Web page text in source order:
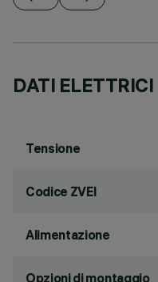
DATI ELETTRICI
Tensione
Codice ZVEI
Alimentazione
Opzioni di montaggio